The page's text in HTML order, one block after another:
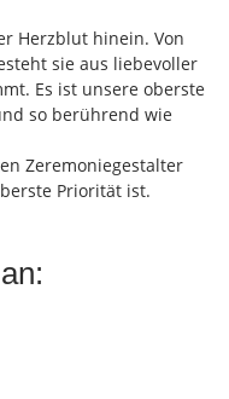
Herzblut hinein. Von
sie aus liebevoller
Es ist unsere oberste
so berührend wie
Zeremoniegestalter
Priorität ist.